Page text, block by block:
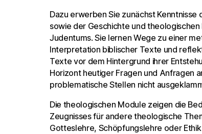
Dazu erwerben Sie zunächst
sowie der Geschichte und
Judentums. Sie lernen Wege zu einer
Interpretation biblischer Texte und
Texte vor dem Hintergrund ihrer
Horizont heutiger Fragen und Anfragen
problematische Stellen nicht
Die theologischen Module zeigen die
Zeugnisses für andere theologische
Gotteslehre, Schöpfungslehre oder Ethik